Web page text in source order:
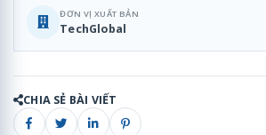
ĐƠN VỊ XUẤT BẢN
TechGlobal
CHIA SẺ BÀI VIẾT